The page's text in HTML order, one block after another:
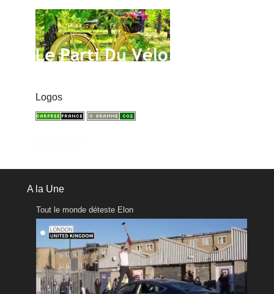
Logos
A la Une
Tout le monde déteste Elon